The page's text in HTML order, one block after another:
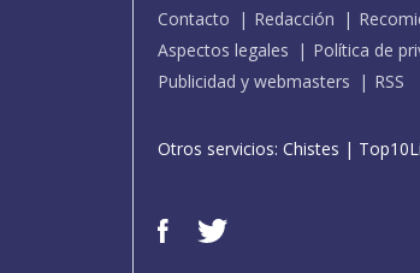
Contacto Redacción
Aspectos legales
Política de
Publicidad y webmasters
RSS
Otros servicios: Chistes |